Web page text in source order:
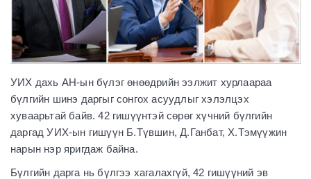
УИХ дахь АН-ын бүлэг өнөөдрийн ээлжит хурлаараа
бүлгийн шинэ даргыг сонгох асуудлыг хэлэлцэх
хуваарьтай байв. 42 гишүүнтэй сөрөг хүчний бүлгийн
даргад УИХ-ын гишүүн Б.Түвшин, Д.Ганбат, Х.Тэмүүжин
нарын нэр яригдаж байна.
Бүлгийн дарга нь бүлгээ хагалахгүй, 42 гишүүний эв